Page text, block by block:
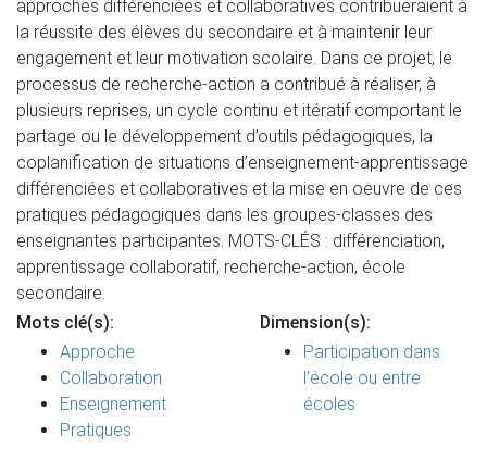
approches différenciées et collaboratives contribueraient à
la réussite des élèves du secondaire et à maintenir leur
engagement et leur motivation scolaire. Dans ce projet, le
processus de recherche-action a contribué à réaliser, à
plusieurs reprises, un cycle continu et itératif comportant le
partage ou le développement d’outils pédagogiques, la
coplanification de situations d’enseignement-apprentissage
différenciées et collaboratives et la mise en oeuvre de ces
pratiques pédagogiques dans les groupes-classes des
enseignantes participantes. MOTS-CLÉS : différenciation,
apprentissage collaboratif, recherche-action, école
secondaire.
Mots clé(s):
Approche
Collaboration
Enseignement
Pratiques
Dimension(s):
Participation dans
l’école ou entre
écoles